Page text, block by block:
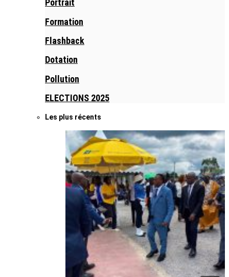
Portrait
Formation
Flashback
Dotation
Pollution
ELECTIONS 2025
Les plus récents